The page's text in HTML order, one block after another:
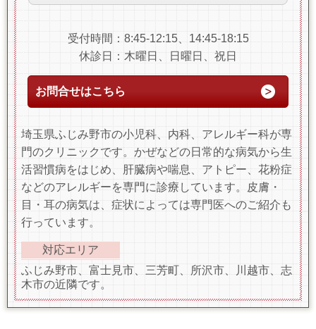
受付時間：8:45-12:15、14:45-18:15
休診日：木曜日、日曜日、祝日
お問合せはこちら
埼玉県ふじみ野市の小児科、内科、アレルギー科が専
門のクリニックです。かぜなどの日常的な病気から生
活習慣病をはじめ、肝臓病や喘息、アトピー、花粉症
などのアレルギーを専門に診療しています。皮膚・
目・耳の病気は、症状によっては専門医へのご紹介も
行っています。
対応エリア
ふじみ野市、富士見市、三芳町、所沢市、川越市、志
木市の近隣です。